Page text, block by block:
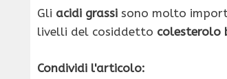
Gli acidi grassi sono molto
livelli del cosiddetto colesterolo
Condividi l'articolo: